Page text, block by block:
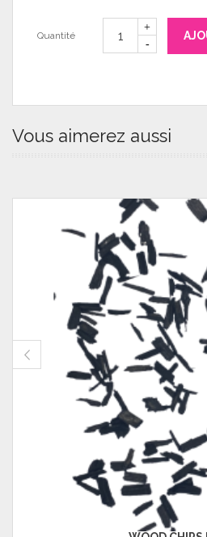
Quantité
Vous aimerez aussi